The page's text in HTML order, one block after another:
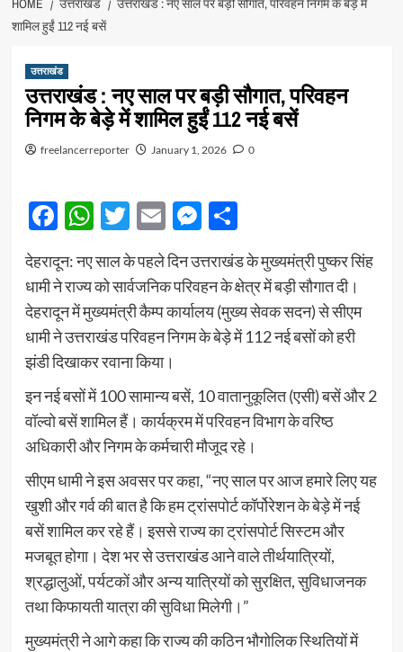
HOME उत्तराखंड
उत्तराखंड : नए साल पर बड़ी सौगात, परिवहन निगम के बेड़े में
शामिल हुईं 112 नई बसें
उत्तराखंड
उत्तराखंड : नए साल पर बड़ी सौगात, परिवहन
निगम के बेड़े में शामिल हुईं 112 नई बसें
freelancerreporter January 1, 2026 0
Facebook
WhatsApp
Twitter
EmailMessenger
Share
देहरादून: नए साल के पहले दिन उत्तराखंड के मुख्यमंत्री पुष्कर सिंह
धामी ने राज्य को सार्वजनिक परिवहन के क्षेत्र में बड़ी सौगात दी।
देहरादून में मुख्यमंत्री कैम्प कार्यालय (मुख्य सेवक सदन) से सीएम
धामी ने उत्तराखंड परिवहन निगम के बेड़े में 112 नई बसों को हरी
झंडी दिखाकर रवाना किया।
इन नई बसों में 100 सामान्य बसें, 10 वातानुकूलित (एसी) बसें और 2
वॉल्वो बसें शामिल हैं। कार्यक्रम में परिवहन विभाग के वरिष्ठ
अधिकारी और निगम के कर्मचारी मौजूद रहे।
सीएम धामी ने इस अवसर पर कहा, “नए साल पर आज हमारे लिए यह
खुशी और गर्व की बात है कि हम ट्रांसपोर्ट कॉर्पोरेशन के बेड़े में नई
बसें शामिल कर रहे हैं। इससे राज्य का ट्रांसपोर्ट सिस्टम और
मजबूत होगा। देश भर से उत्तराखंड आने वाले तीर्थयात्रियों,
श्रद्धालुओं, पर्यटकों और अन्य यात्रियों को सुरक्षित, सुविधाजनक
तथा किफायती यात्रा की सुविधा मिलेगी।”
मुख्यमंत्री ने आगे कहा कि राज्य की कठिन भौगोलिक स्थितियों में